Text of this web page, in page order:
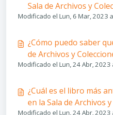
Sala de Archivos y
Modificado el Lun, 6 Mar, 2023
¿Cómo puedo saber
de Archivos y
Modificado el Lun, 24 Abr, 2023
¿Cuál es el libro más
en la Sala de Archivos
Modificado el Lun, 24 Abr, 2023